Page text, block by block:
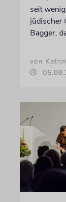
seit
jüdischer
Bagger,
von